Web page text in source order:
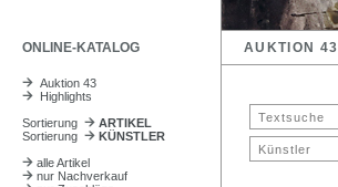
ONLINE-KATALOG AUKTION 43
Auktion 43
Highlights
Sortierung
ARTIKEL
Sortierung
KÜNSTLER
alle Artikel
nur Nachverkauf